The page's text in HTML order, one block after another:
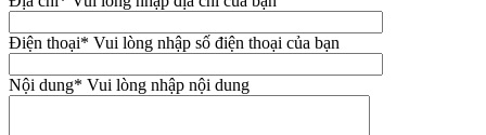
Điện thoại* Vui lòng nhập số điện thoại của bạn
Nội dung* Vui lòng nhập nội dung